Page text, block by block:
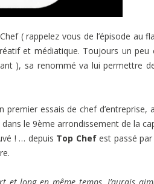
( rappelez vous de l’épisode au
et médiatique. Toujours un peu
), sa renommé va lui permettre
premier essais de chef
dans le 9ème arrondissement de la
! … depuis Top Chefest passé
et long en même temps. J’aurais